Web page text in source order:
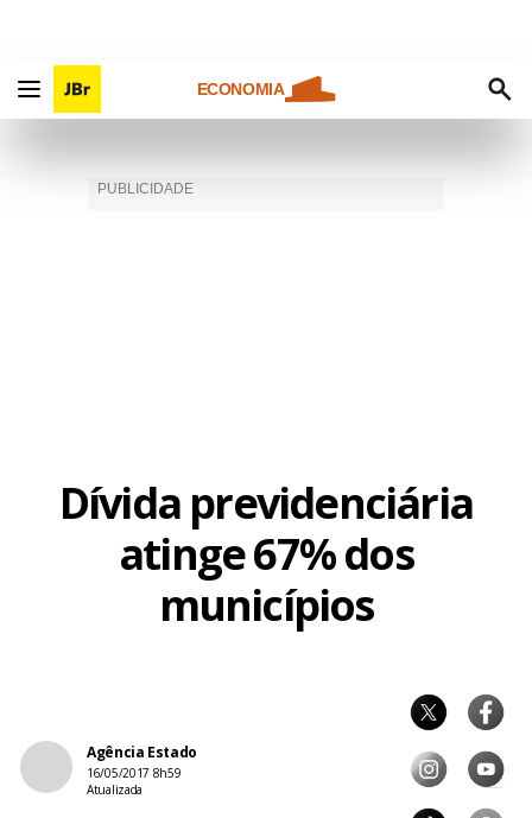
ECONOMIA
Dívida previdenciária
atinge 67% dos
municípios
Agência Estado
16/05/2017 8h59
Atualizada